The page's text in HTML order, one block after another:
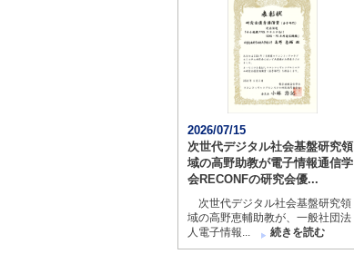
2026/07/15
次世代デジタル社会基盤研究領
域の高野助教が電子情報通信学
会RECONFの研究会優...
次世代デジタル社会基盤研究領
域の高野恵輔助教が、一般社団法
人電子情報...
続きを読む